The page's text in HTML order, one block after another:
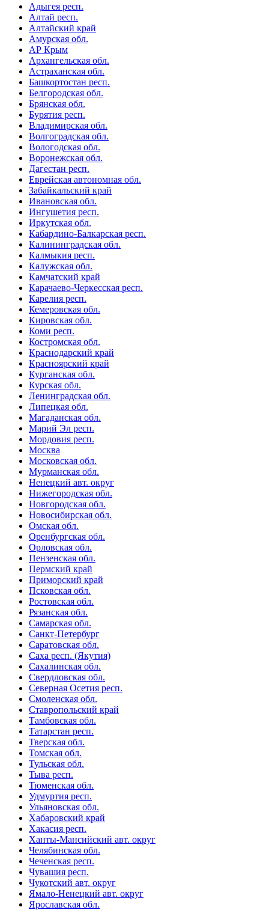
Адыгея респ.
Алтай респ.
Алтайский край
Амурская обл.
АР Крым
Архангельская обл.
Астраханская обл.
Башкортостан респ.
Белгородская обл.
Брянская обл.
Бурятия респ.
Владимирская обл.
Волгоградская обл.
Вологодская обл.
Воронежская обл.
Дагестан респ.
Еврейская автономная обл.
Забайкальский край
Ивановская обл.
Ингушетия респ.
Иркутская обл.
Кабардино-Балкарская респ.
Калининградская обл.
Калмыкия респ.
Калужская обл.
Камчатский край
Карачаево-Черкесская респ.
Карелия респ.
Кемеровская обл.
Кировская обл.
Коми респ.
Костромская обл.
Краснодарский край
Красноярский край
Курганская обл.
Курская обл.
Ленинградская обл.
Липецкая обл.
Магаданская обл.
Марий Эл респ.
Мордовия респ.
Москва
Московская обл.
Мурманская обл.
Ненецкий авт. округ
Нижегородская обл.
Новгородская обл.
Новосибирская обл.
Омская обл.
Оренбургская обл.
Орловская обл.
Пензенская обл.
Пермский край
Приморский край
Псковская обл.
Ростовская обл.
Рязанская обл.
Самарская обл.
Санкт-Петербург
Саратовская обл.
Саха респ. (Якутия)
Сахалинская обл.
Свердловская обл.
Северная Осетия респ.
Смоленская обл.
Ставропольский край
Тамбовская обл.
Татарстан респ.
Тверская обл.
Томская обл.
Тульская обл.
Тыва респ.
Тюменская обл.
Удмуртия респ.
Ульяновская обл.
Хабаровский край
Хакасия респ.
Ханты-Мансийский авт. округ
Челябинская обл.
Чеченская респ.
Чувашия респ.
Чукотский авт. округ
Ямало-Ненецкий авт. округ
Ярославская обл.